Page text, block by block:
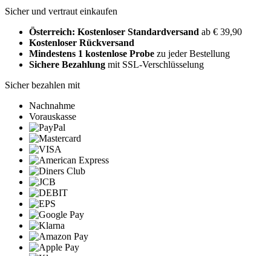
Sicher und vertraut einkaufen
Österreich: Kostenloser Standardversand ab € 39,90
Kostenloser Rückversand
Mindestens 1 kostenlose Probe zu jeder Bestellung
Sichere Bezahlung mit SSL-Verschlüsselung
Sicher bezahlen mit
Nachnahme
Vorauskasse